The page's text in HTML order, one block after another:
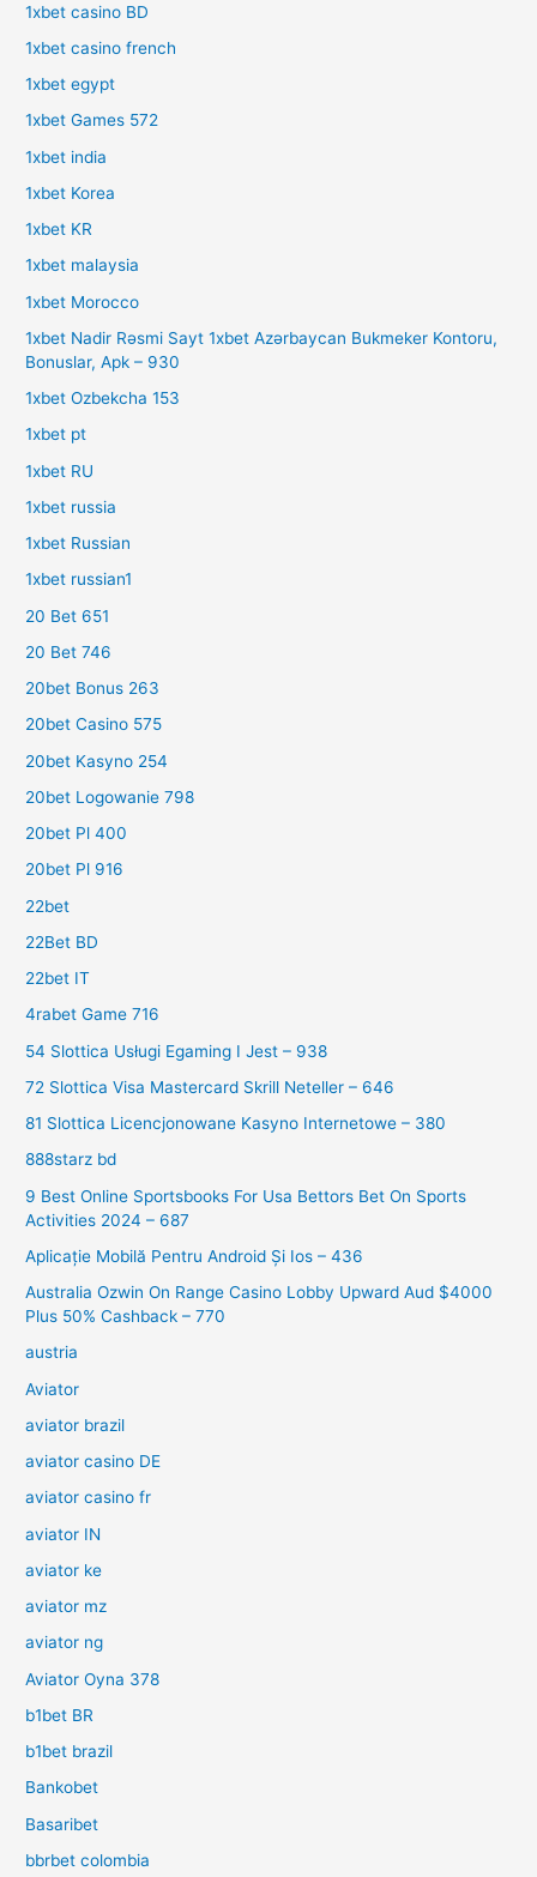
1xbet casino BD
1xbet casino french
1xbet egypt
1xbet Games 572
1xbet india
1xbet Korea
1xbet KR
1xbet malaysia
1xbet Morocco
1xbet Nadir Rəsmi Sayt 1xbet Azərbaycan Bukmeker Kontoru,
Bonuslar, Apk – 930
1xbet Ozbekcha 153
1xbet pt
1xbet RU
1xbet russia
1xbet Russian
1xbet russian1
20 Bet 651
20 Bet 746
20bet Bonus 263
20bet Casino 575
20bet Kasyno 254
20bet Logowanie 798
20bet Pl 400
20bet Pl 916
22bet
22Bet BD
22bet IT
4rabet Game 716
54 Slottica Usługi Egaming I Jest – 938
72 Slottica Visa Mastercard Skrill Neteller – 646
81 Slottica Licencjonowane Kasyno Internetowe – 380
888starz bd
9 Best Online Sportsbooks For Usa Bettors Bet On Sports
Activities 2024 – 687
Aplicație Mobilă Pentru Android Și Ios – 436
Australia Ozwin On Range Casino Lobby Upward Aud $4000
Plus 50% Cashback – 770
austria
Aviator
aviator brazil
aviator casino DE
aviator casino fr
aviator IN
aviator ke
aviator mz
aviator ng
Aviator Oyna 378
b1bet BR
b1bet brazil
Bankobet
Basaribet
bbrbet colombia